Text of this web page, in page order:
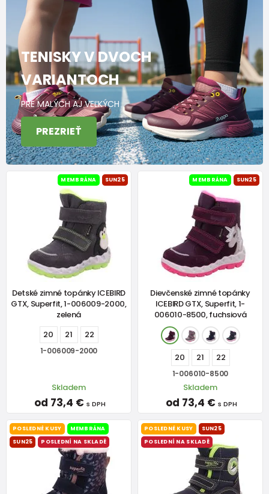
TENISKY V DVOCH
VARIANTOCH
PRE MALÝCH AJ VEĽKÝCH
PREZRIEŤ
MEMBRÁNA SUN25
Detské zimné topánky ICEBIRD
GTX, Superfit, 1-006009-2000,
zelená
20
21 22
1-006009-2000
Skladem
od 73,4 € s DPH
MEMBRÁNA SUN25
Dievčenské zimné topánky
ICEBIRD GTX, Superfit, 1-
006010-8500, fuchsiová
20 21 22
1-006010-8500
Skladem
od 73,4 € s DPH
POSLEDNÉ KUSY
MEMBRÁNA
SUN25
POSLEDNÍ NA SKLADĚ
POSLEDNÉ KUSY
SUN25
POSLEDNÍ NA SKLADĚ